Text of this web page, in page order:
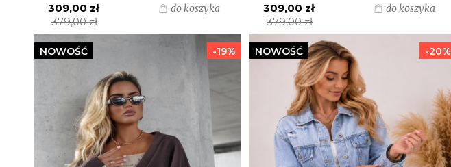
309,00 zł
379,00 zł
do koszyka
309,00 zł
379,00 zł
do koszyka
-19%
NOWOŚĆ -20%
NOWOŚĆ